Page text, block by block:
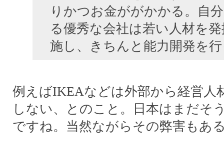
りかつお金ががかかる。自
る優秀な会社は若い人材を
施し、きちんと能力開発を
例えばIKEAなどは外部から経営人
しない、とのこと。日本はまだそ
ですね。当然ながらその弊害もあ